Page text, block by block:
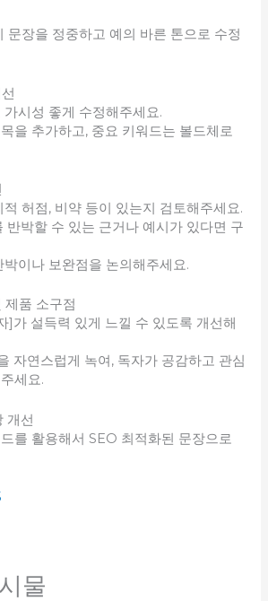
문장을 정중하고 예의 바른 톤으로 수정
시성 좋게 수정해주세요.
을 추가하고, 중요 키워드는 볼드체로
허점, 비약 등이 있는지 검토해주세요.
반박할 수 있는 근거나 예시가 있다면 구
이나 보완점을 논의해주세요.
제품 소구점
]가 설득력 있게 느낄 수 있도록 개선해
자연스럽게 녹여, 독자가 공감하고 관심
세요.
개선
를 활용해서 SEO 최적화된 문장으로
물